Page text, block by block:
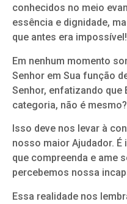
conhecidos no meio
essência e dignidade,
que antes era
Em nenhum momento
Senhor em Sua função
Senhor, enfatizando que
categoria, não é
Isso deve nos levar à
nosso maior Ajudador.
que compreenda e ame
percebemos nossa
Essa realidade nos